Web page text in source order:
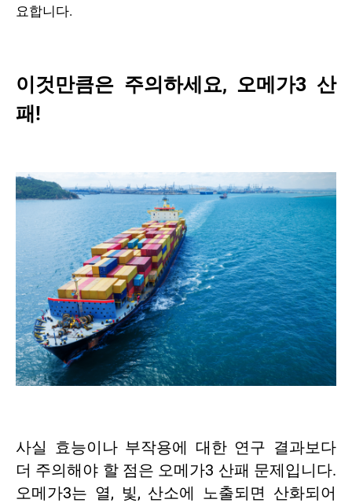
요합니다.
이것만큼은 주의하세요, 오메가3 산
패!
사실 효능이나 부작용에 대한 연구 결과보다
더 주의해야 할 점은 오메가3 산패 문제입니다.
오메가3는 열, 빛, 산소에 노출되면 산화되어